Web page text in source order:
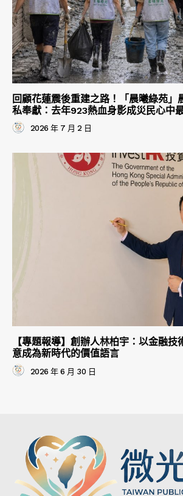
回顧花蓮震後重建之路！「晨曦綠苑」
私奉獻：去年923熱血身影成災民心中
2026 年 7 月 2 日
【專題報導】創辦人林柏宇：以金融技
意成為新時代的價值語言
2026 年 6 月 30 日